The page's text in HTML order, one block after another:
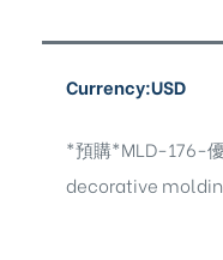
Currency:USD
*預購*MLD-176-
decorative